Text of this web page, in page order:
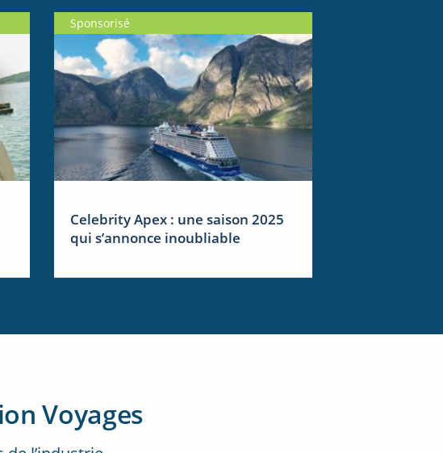
Sponsorisé
Celebrity Apex : une saison 2025
qui s’annonce inoubliable
Voyages